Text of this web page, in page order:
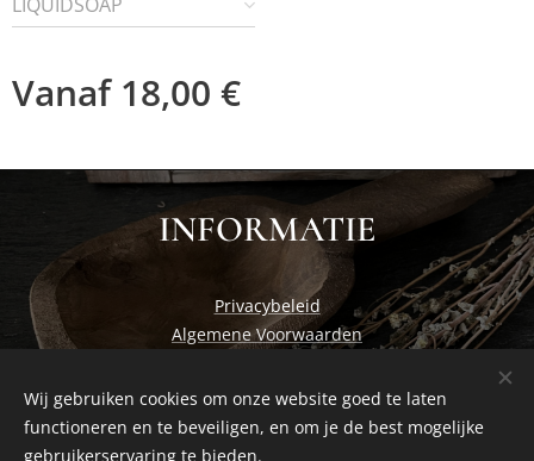
Vanaf 18,00 €
INFORMATIE
Privacybeleid
Algemene Voorwaarden
Cosiness at home by Studio Nadia Cookies
Wij gebruiken cookies om onze website goed te laten
functioneren en te beveiligen, en om je de best mogelijke
gebruikerservaring te bieden.